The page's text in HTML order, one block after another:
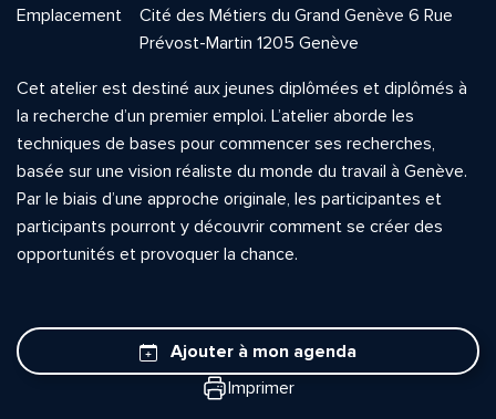
Emplacement
Cité des Métiers du Grand Genève 6 Rue
Prévost-Martin 1205 Genève
Cet atelier est destiné aux jeunes diplômées et diplômés à
la recherche d’un premier emploi. L’atelier aborde les
techniques de bases pour commencer ses recherches,
basée sur une vision réaliste du monde du travail à Genève.
Par le biais d’une approche originale, les participantes et
participants pourront y découvrir comment se créer des
opportunités et provoquer la chance.
Ajouter à mon agenda
Imprimer